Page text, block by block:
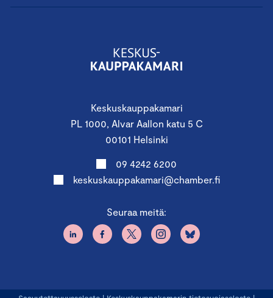
Keskuskauppakamari
PL 1000, Alvar Aallon katu 5 C
00101 Helsinki
09 4242 6200
keskuskauppakamari@chamber.fi
Seuraa meitä: